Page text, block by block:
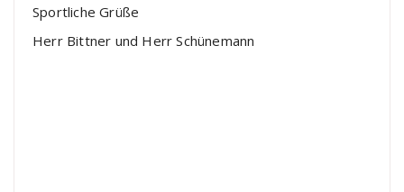
Sportliche Grüße
Herr Bittner und Herr Schünemann